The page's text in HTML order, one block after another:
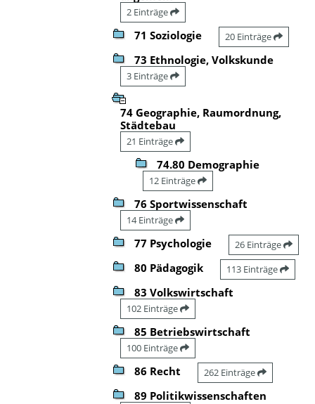
2 Einträge
71 Soziologie 20 Einträge
73 Ethnologie, Volkskunde
3 Einträge
74 Geographie, Raumordnung,
Städtebau
21 Einträge
74.80 Demographie
12 Einträge
76 Sportwissenschaft
14 Einträge
77 Psychologie 26 Einträge
80 Pädagogik 113 Einträge
83 Volkswirtschaft
102 Einträge
85 Betriebswirtschaft
100 Einträge
86 Recht 262 Einträge
89 Politikwissenschaften